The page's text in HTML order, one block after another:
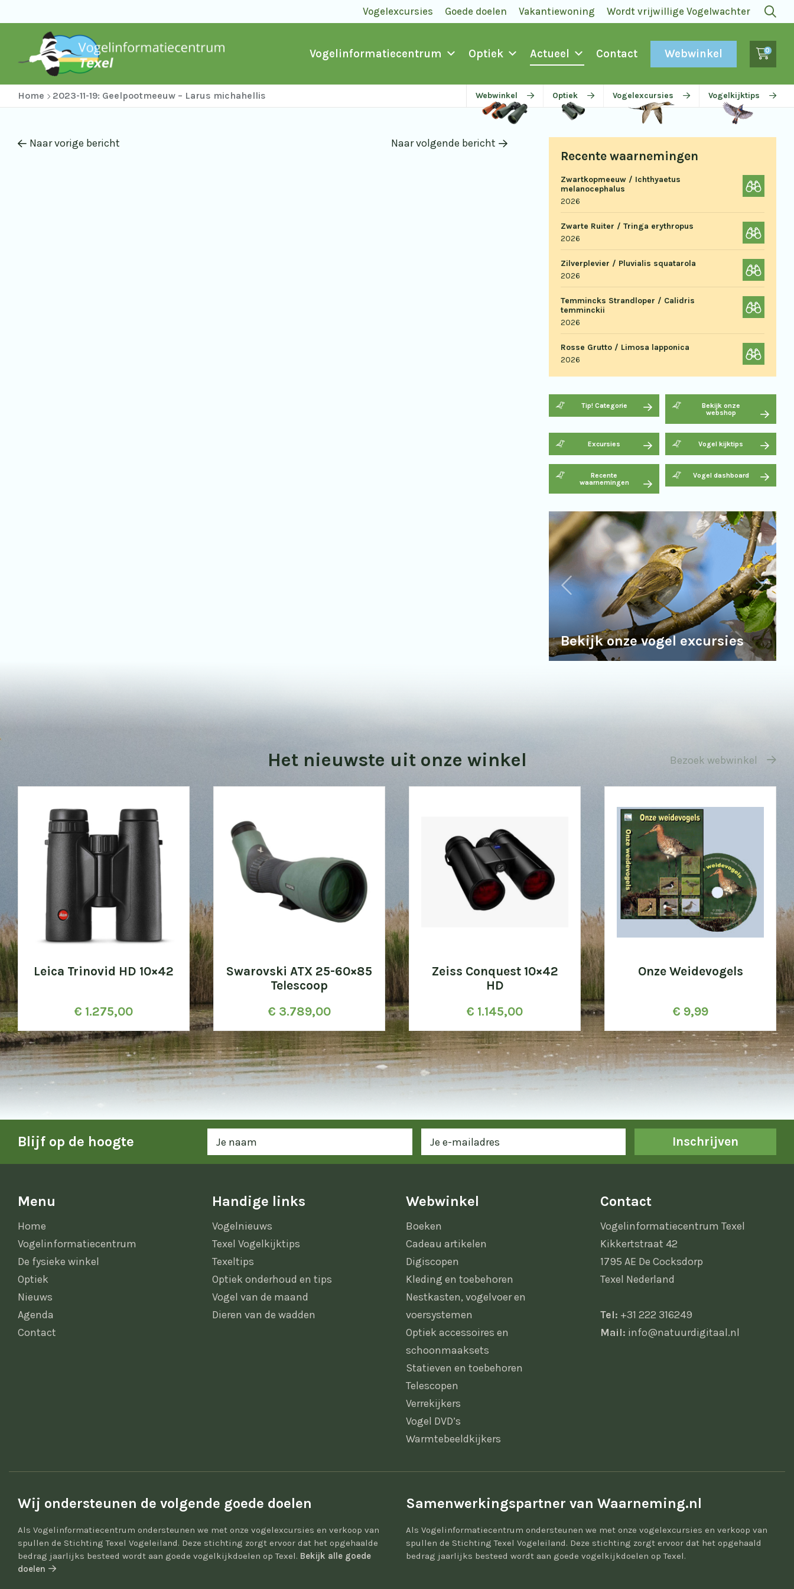
Vogelexcursies Goede doelen Vakantiewoning Wordt vrijwillige Vogelwachter
Vogelinformatiecentrum Optiek Actueel Contact Webwinkel 0
Home 2023-11-19: Geelpootmeeuw – Larus michahellis Webwinkel Optiek Vogelexcursies Vogelkijktips
Recente waarnemingen
Zwartkopmeeuw / Ichthyaetus
melanocephalus
2026
Zwarte Ruiter / Tringa erythropus
2026
Zilverplevier / Pluvialis squatarola
2026
Temmincks Strandloper / Calidris
temminckii
2026
Rosse Grutto / Limosa lapponica
2026
Tip! Categorie
Bekijk onze
webshop
Excursies Vogel kijktips
Recente
waarnemingen
Vogel dashboard
Bekijk onze vogel excursies
Naar vorige bericht Naar volgende bericht
Het nieuwste uit onze winkel Bezoek webwinkel
Leica Trinovid HD 10×42
€ 1.275,00
Swarovski ATX 25-60×85
Telescoop
€ 3.789,00
Zeiss Conquest 10×42
HD
€ 1.145,00
Onze Weidevogels
€ 9,99
Blijf op de hoogte Inschrijven
Menu
Home
Vogelinformatiecentrum
De fysieke winkel
Optiek
Nieuws
Agenda
Contact
Handige links
Vogelnieuws
Texel Vogelkijktips
Texeltips
Optiek onderhoud en tips
Vogel van de maand
Dieren van de wadden
Webwinkel
Boeken
Cadeau artikelen
Digiscopen
Kleding en toebehoren
Nestkasten, vogelvoer en
voersystemen
Optiek accessoires en
schoonmaaksets
Statieven en toebehoren
Telescopen
Verrekijkers
Vogel DVD’s
Warmtebeeldkijkers
Contact
Vogelinformatiecentrum Texel
Kikkertstraat 42
1795 AE De Cocksdorp
Texel Nederland
Tel: +31 222 316249
Mail: info@natuurdigitaal.nl
Wij ondersteunen de volgende goede doelen
Als Vogelinformatiecentrum ondersteunen we met onze vogelexcursies en verkoop van
spullen de Stichting Texel Vogeleiland. Deze stichting zorgt ervoor dat het opgehaalde
bedrag jaarlijks besteed wordt aan goede vogelkijkdoelen op Texel. Bekijk alle goede
doelen
Samenwerkingspartner van Waarneming.nl
Als Vogelinformatiecentrum ondersteunen we met onze vogelexcursies en verkoop van
spullen de Stichting Texel Vogeleiland. Deze stichting zorgt ervoor dat het opgehaald
bedrag jaarlijks besteed wordt aan goede vogelkijkdoelen op Texel.